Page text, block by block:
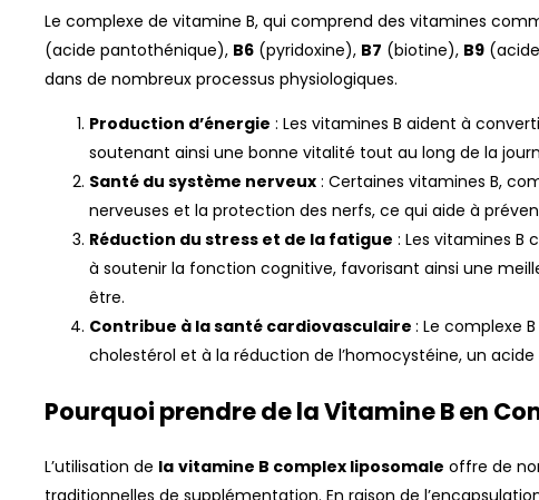
Le complexe de vitamine B, qui comprend des vitamines
(acide pantothénique), B6 (pyridoxine), B7 (biotine), B9
dans de nombreux processus physiologiques.
Production d’énergie : Les vitamines B aident à
soutenant ainsi une bonne vitalité tout au long de la
Santé du système nerveux : Certaines vitamines B,
nerveuses et la protection des nerfs, ce qui aide à
Réduction du stress et de la fatigue : Les vitamines B
à soutenir la fonction cognitive, favorisant ainsi une
être.
Contribue à la santé cardiovasculaire : Le complexe
cholestérol et à la réduction de l’homocystéine, un
Pourquoi prendre de la Vitamine B en
L’utilisation de la vitamine B complex liposomale offre de